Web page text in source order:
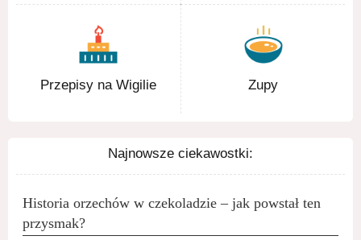
Przepisy na Wigilie Zupy
Najnowsze ciekawostki:
Historia orzechów w czekoladzie – jak powstał ten
przysmak?